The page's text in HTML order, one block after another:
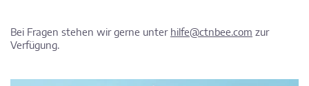
Bei Fragen stehen wir gerne unter hilfe@ctnbee.com zur
Verfügung.